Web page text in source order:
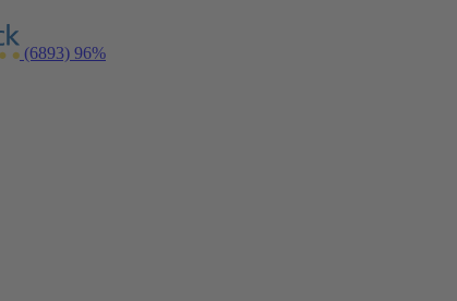
(6893) 96%